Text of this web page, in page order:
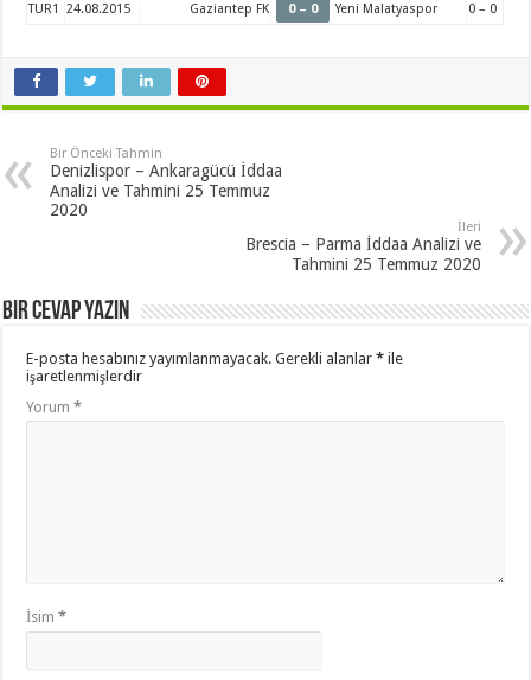
TUR1
24.08.2015 Gaziantep FK 0 – 0 Yeni Malatyaspor 0 – 0
Bir Önceki Tahmin
Denizlispor – Ankaragücü İddaa
Analizi ve Tahmini 25 Temmuz
2020
İleri
Brescia – Parma İddaa Analizi ve
Tahmini 25 Temmuz 2020
Bir cevap yazın
E-posta hesabınız yayımlanmayacak. Gerekli alanlar* ile
işaretlenmişlerdir
Yorum*
İsim*